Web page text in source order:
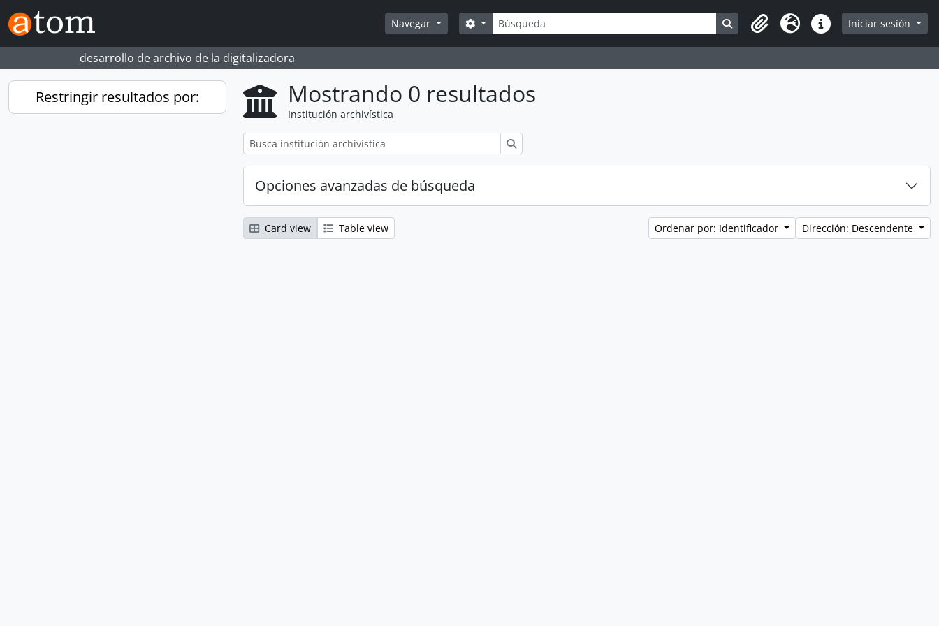
Skip to main content
Navegar
Búsqueda
Search options Search in browse page
Portapapeles
Idioma Enlaces rápidos
Iniciar sesión
desarrollo de archivo de la digitalizadora
Restringir resultados por: Mostrando 0 resultados
Institución archivística
Opciones avanzadas de búsqueda
Card view Table view Ordenar por: Identificador Dirección: Descendente